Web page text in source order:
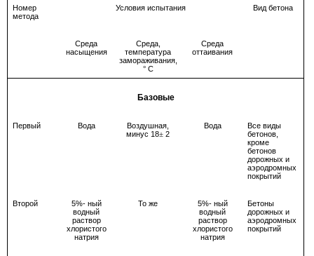
Номер
метода
Условия испытания Вид бетона
Среда
насыщения
Среда,
температура
замораживания,
°С
Среда
оттаивания
Базовые
Первый Вода
Воздушная,
минус 18± 2
Вода
Все виды
бетонов,
кроме
бетонов
дорожных и
аэродромных
покрытий
Второй
5%- ный
водный
раствор
хлористого
натрия
То же
5%- ный
водный
раствор
хлористого
натрия
Бетоны
дорожных и
аэродромных
покрытий